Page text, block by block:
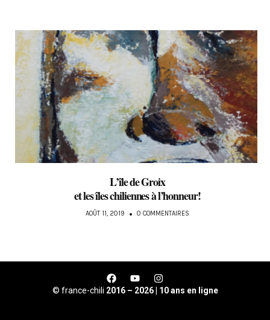
L’île de Groix
et les îles chiliennes à l’honneur!
AOÛT 11, 2019 0 COMMENTAIRES
© france-chili 2016 – 2026 | 10 ans en ligne